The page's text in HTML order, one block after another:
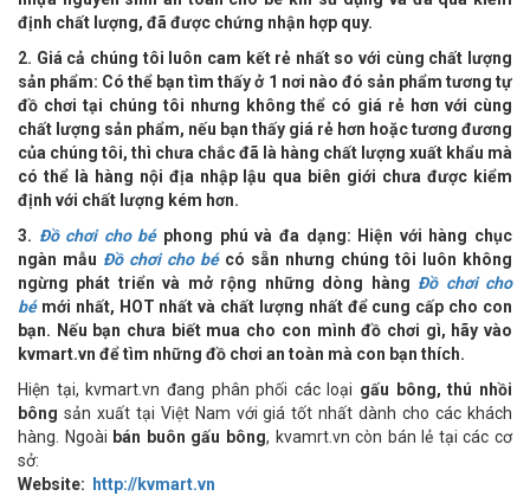
định chất lượng, đã được chứng nhận hợp quy.
2. Giá cả chúng tôi luôn cam kết rẻ nhất so với cùng chất lượng
sản phẩm: Có thể bạn tìm thấy ở 1 nơi nào đó sản phẩm tương tự
đồ chơi tại chúng tôi nhưng không thể có giá rẻ hơn với cùng
chất lượng sản phẩm, nếu bạn thấy giá rẻ hơn hoặc tương đương
của chúng tôi, thì chưa chắc đã là hàng chất lượng xuất khẩu mà
có thể là hàng nội địa nhập lậu qua biên giới chưa được kiểm
định với chất lượng kém hơn.
3. Đồ chơi cho béphong phú và đa dạng: Hiện với hàng chục
ngàn mẫu Đồ chơi cho bécó sẵn nhưng chúng tôi luôn không
ngừng phát triển và mở rộng những dòng hàng Đồ chơi cho
bémới nhất, HOT nhất và chất lượng nhất để cung cấp cho con
bạn. Nếu bạn chưa biết mua cho con mình đồ chơi gì, hãy vào
kvmart.vn để tìm những đồ chơi an toàn mà con bạn thích.
Hiện tại, kvmart.vn đang phân phối các loại gấu bông, thú nhồi
bông sản xuất tại Việt Nam với giá tốt nhất dành cho các khách
hàng. Ngoài bán buôn gấu bông, kvamrt.vn còn bán lẻ tại các cơ
sở:
Website:
http://kvmart.vn